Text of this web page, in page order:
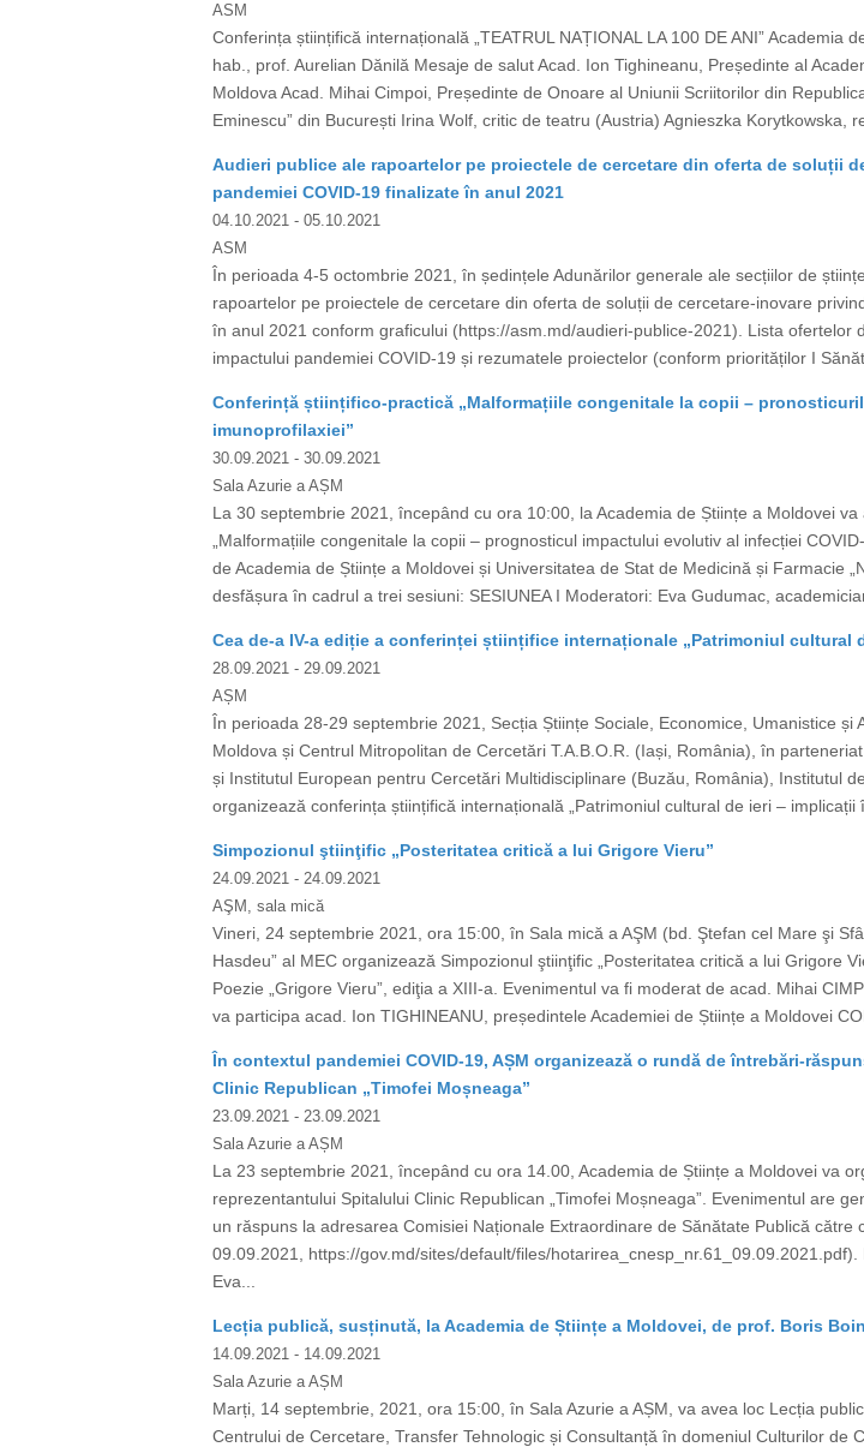
ASM
Conferința științifică internațională „TEATRUL NAȚIONAL LA 100 DE ANI”
hab., prof. Aurelian Dănilă Mesaje de salut Acad. Ion Tighineanu, Președinte al
Moldova Acad. Mihai Cimpoi, Președinte de Onoare al Uniunii Scriitorilor din
Eminescu” din București Irina Wolf, critic de teatru (Austria) Agnieszka Korytkowska,
Audieri publice ale rapoartelor pe proiectele de cercetare din oferta de soluții
pandemiei COVID-19 finalizate în anul 2021
04.10.2021 - 05.10.2021
ASM
În perioada 4-5 octombrie 2021, în ședințele Adunărilor generale ale secțiilor de
rapoartelor pe proiectele de cercetare din oferta de soluții de cercetare-inovare
în anul 2021 conform graficului (https://asm.md/audieri-publice-2021). Lista
impactului pandemiei COVID-19 și rezumatele proiectelor (conform priorităților I
Conferință științifico-practică „Malformațiile congenitale la copii –
imunoprofilaxiei”
30.09.2021 - 30.09.2021
Sala Azurie a AȘM
La 30 septembrie 2021, începând cu ora 10:00, la Academia de Științe a Moldovei
„Malformațiile congenitale la copii – prognosticul impactului evolutiv al infecției
de Academia de Științe a Moldovei și Universitatea de Stat de Medicină și Farmacie
desfășura în cadrul a trei sesiuni: SESIUNEA I Moderatori: Eva Gudumac,
Cea de-a IV-a ediție a conferinței științifice internaționale „Patrimoniul
28.09.2021 - 29.09.2021
AȘM
În perioada 28-29 septembrie 2021, Secția Științe Sociale, Economice, Umanistice
Moldova și Centrul Mitropolitan de Cercetări T.A.B.O.R. (Iași, România), în
și Institutul European pentru Cercetări Multidisciplinare (Buzău, România), Institutul
organizează conferința științifică internațională „Patrimoniul cultural de ieri – implicații
Simpozionul ştiinţific „Posteritatea critică a lui Grigore Vieru”
24.09.2021 - 24.09.2021
AŞM, sala mică
Vineri, 24 septembrie 2021, ora 15:00, în Sala mică a AŞM (bd. Ştefan cel Mare şi
Hasdeu” al MEC organizează Simpozionul ştiinţific „Posteritatea critică a lui Grigore
Poezie „Grigore Vieru”, ediţia a XIII-a. Evenimentul va fi moderat de acad. Mihai
va participa acad. Ion TIGHINEANU, președintele Academiei de Științe a Moldovei
În contextul pandemiei COVID-19, AȘM organizează o rundă de întrebări-
Clinic Republican „Timofei Moșneaga”
23.09.2021 - 23.09.2021
Sala Azurie a AȘM
La 23 septembrie 2021, începând cu ora 14.00, Academia de Științe a Moldovei va
reprezentantului Spitalului Clinic Republican „Timofei Moșneaga”. Evenimentul are
un răspuns la adresarea Comisiei Naționale Extraordinare de Sănătate Publică
09.09.2021, https://gov.md/sites/default/files/
Eva...
Lecția publică, susținută, la Academia de Științe a Moldovei, de prof. Boris
14.09.2021 - 14.09.2021
Sala Azurie a AȘM
Marți, 14 septembrie, 2021, ora 15:00, în Sala Azurie a AȘM, va avea loc Lecția
Centrului de Cercetare, Transfer Tehnologic și Consultanță în domeniul Culturilor de